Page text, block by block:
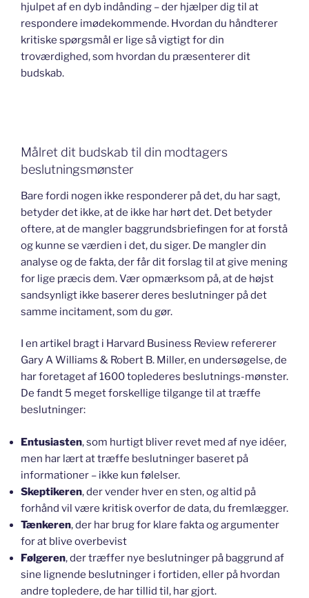
hjulpet af en dyb indånding – der hjælper dig til at
respondere imødekommende. Hvordan du håndterer
kritiske spørgsmål er lige så vigtigt for din
troværdighed, som hvordan du præsenterer dit
budskab.
Målret dit budskab til din modtagers
beslutningsmønster
Bare fordi nogen ikke responderer på det, du har sagt,
betyder det ikke, at de ikke har hørt det. Det betyder
oftere, at de mangler baggrundsbriefingen for at forstå
og kunne se værdien i det, du siger. De mangler din
analyse og de fakta, der får dit forslag til at give mening
for lige præcis dem. Vær opmærksom på, at de højst
sandsynligt ikke baserer deres beslutninger på det
samme incitament, som du gør.
I en artikel bragt i Harvard Business Review refererer
Gary A Williams & Robert B. Miller, en undersøgelse, de
har foretaget af 1600 toplederes beslutnings-mønster.
De fandt 5 meget forskellige tilgange til at træffe
beslutninger:
Entusiasten, som hurtigt bliver revet med af nye idéer,
men har lært at træffe beslutninger baseret på
informationer – ikke kun følelser.
Skeptikeren, der vender hver en sten, og altid på
forhånd vil være kritisk overfor de data, du fremlægger.
Tænkeren, der har brug for klare fakta og argumenter
for at blive overbevist
Følgeren, der træffer nye beslutninger på baggrund af
sine lignende beslutninger i fortiden, eller på hvordan
andre topledere, de har tillid til, har gjort.